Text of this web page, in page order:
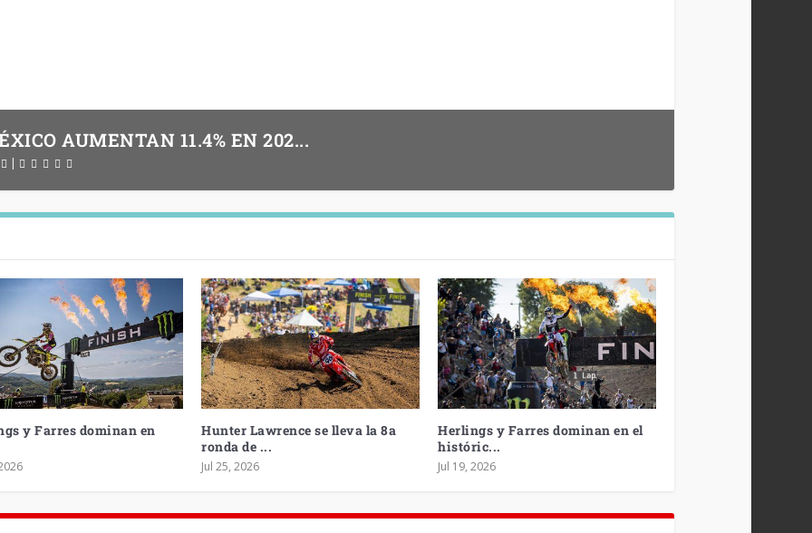
PRESENTA LAS CBR500R Y NX5...
|
AUMENTAN 11.4% EN 202...
|
y Farres dominan en
Hunter Lawrence se lleva la 8a
ronda de ...
Jul 25, 2026
Herlings y Farres dominan en el
históric...
Jul 19, 2026